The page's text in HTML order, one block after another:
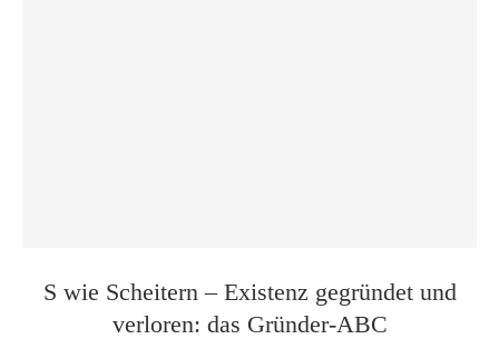
S wie Scheitern – Existenz gegründet und
verloren: das Gründer-ABC